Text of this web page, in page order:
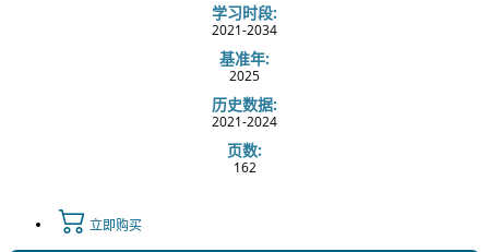
学习时段:
2021-2034
基准年:
2025
历史数据:
2021-2024
页数:
162
立即购买